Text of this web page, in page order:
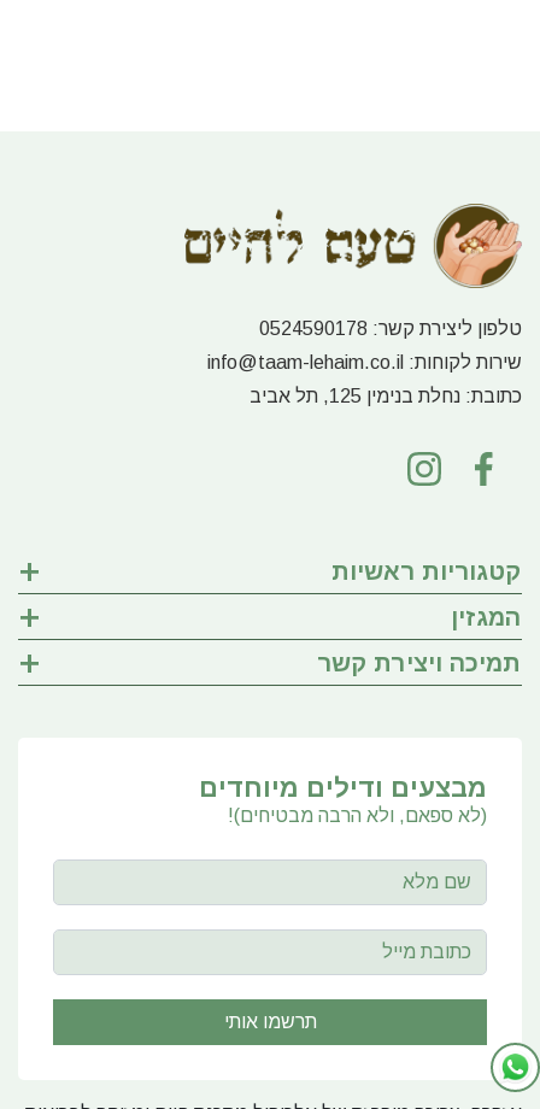
טלפון ליצירת קשר: 0524590178
שירות לקוחות: info@taam-lehaim.co.il
כתובת: נחלת בנימין 125, תל אביב
קטגוריות ראשיות
המגזין
תמיכה ויצירת קשר
מבצעים ודילים מיוחדים
(לא ספאם, ולא הרבה מבטיחים)!